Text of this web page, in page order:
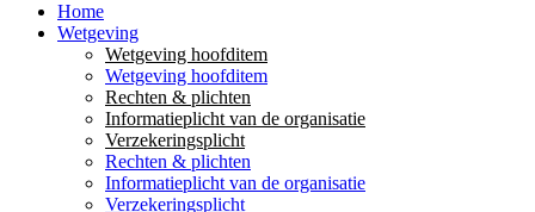
Home
Wetgeving
Wetgeving hoofditem
Wetgeving hoofditem
Rechten & plichten
Informatieplicht van de organisatie
Verzekeringsplicht
Rechten & plichten
Informatieplicht van de organisatie
Verzekeringsplicht